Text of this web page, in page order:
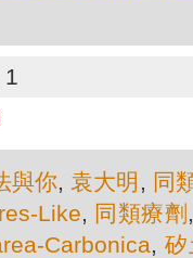
1
與你,袁大明 , 同
Like, 同類療劑 ,
Carbonica, 矽